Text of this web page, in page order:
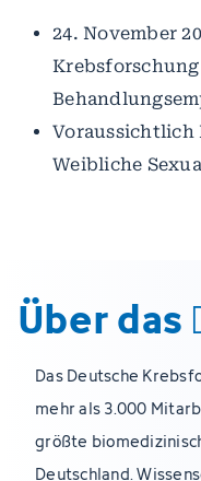
24. November
Voraussichtlich
Weibliche
Über das
Das Deutsche
mehr als 3.000
größte
Deutschland.